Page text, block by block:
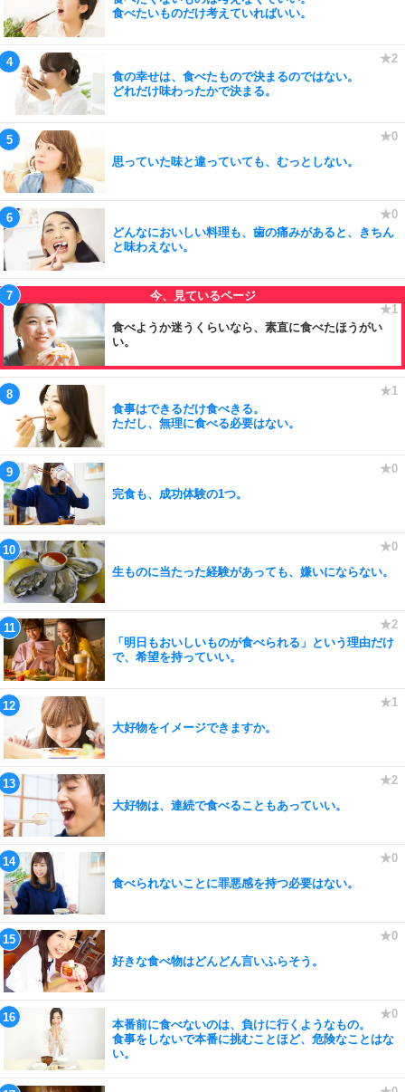
食べたいものだけ考えていればいい。
食の幸せは、食べたもので決まるのではない。
どれだけ味わったかで決まる。
思っていた味と違っていても、むっとしない。
どんなにおいしい料理も、歯の痛みがあると、きちん
と味わえない。
食べようか迷うくらいなら、素直に食べたほうがい
い。
食事はできるだけ食べきる。
ただし、無理に食べる必要はない。
完食も、成功体験の1つ。
生ものに当たった経験があっても、嫌いにならない。
「明日もおいしいものが食べられる」という理由だけ
で、希望を持っていい。
大好物をイメージできますか。
大好物は、連続で食べることもあっていい。
食べられないことに罪悪感を持つ必要はない。
好きな食べ物はどんどん言いふらそう。
本番前に食べないのは、負けに行くようなもの。
食事をしないで本番に挑むことほど、危険なことはな
い。